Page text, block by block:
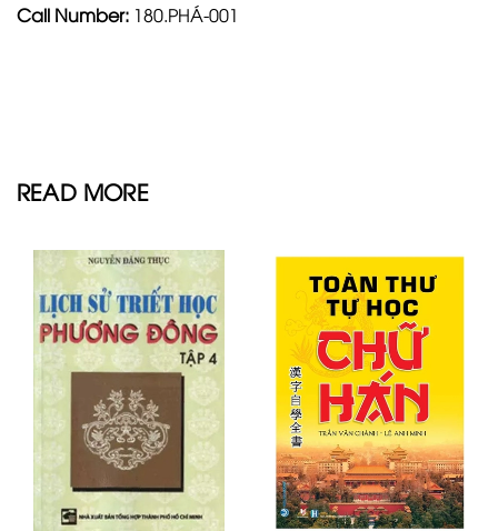
Call Number: 180.PHÁ-001
READ MORE